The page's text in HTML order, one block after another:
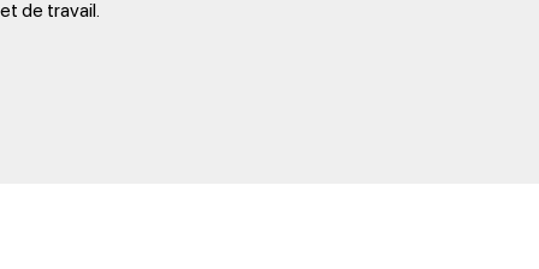
et de travail.